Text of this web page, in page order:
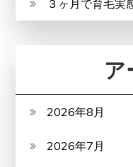
３ヶ月で育毛実
ア
2026年8月
2026年7月